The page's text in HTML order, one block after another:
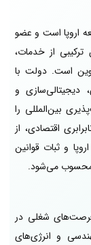
اروپا است و عضو
از خدمات،
است. دولت با
دیجیتالی‌سازی و
بین‌المللی را
اقتصادی، از
و ثبات قوانین
محسوب می‌شود.
فرصت‌های شغلی در
و انرژی‌های